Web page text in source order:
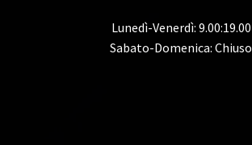
Lunedì-Venerdì: 9.00:19.00
Sabato-Domenica: Chiuso